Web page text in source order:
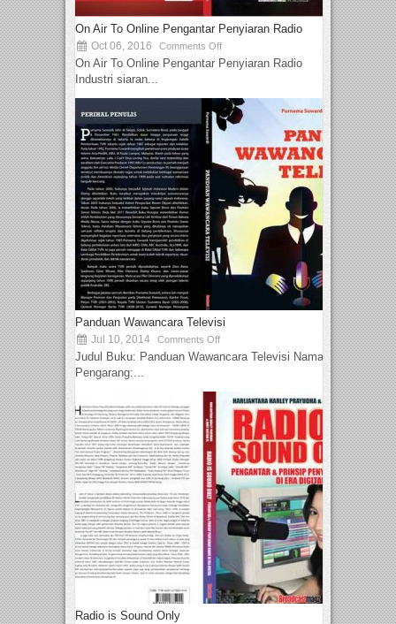
On Air To Online Pengantar Penyiaran Radio
Oct 06, 2016 Comments Off
On Air To Online Pengantar Penyiaran Radio
Industri siaran...
Panduan Wawancara Televisi
Jul 10, 2014 Comments Off
Judul Buku: Panduan Wawancara Televisi Nama
Pengarang:...
Radio is Sound Only